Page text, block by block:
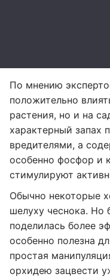
По мнению
положительно
растения, но и на
характерный запах
вредителями, а
особенно фосфор и
стимулируют
Обычно некоторые
шелуху чеснока. Но
поделилась более
особенно полезна
простая
орхидею зацвести